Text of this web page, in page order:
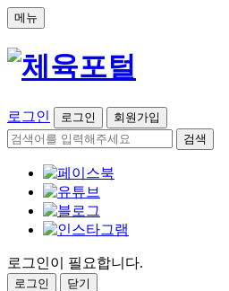
메뉴
로그인 로그인
회원가입
검색
로그인이 필요합니다.
로그인 닫기